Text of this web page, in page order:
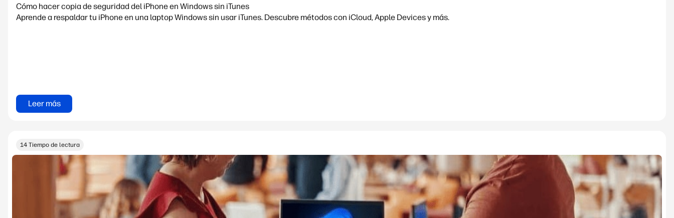
Cómo hacer copia de seguridad del iPhone en Windows sin iTunes
Aprende a respaldar tu iPhone en una laptop Windows sin usar iTunes. Descubre métodos con iCloud, Apple Devices y más.
Leer más
14 Tiempo de lectura